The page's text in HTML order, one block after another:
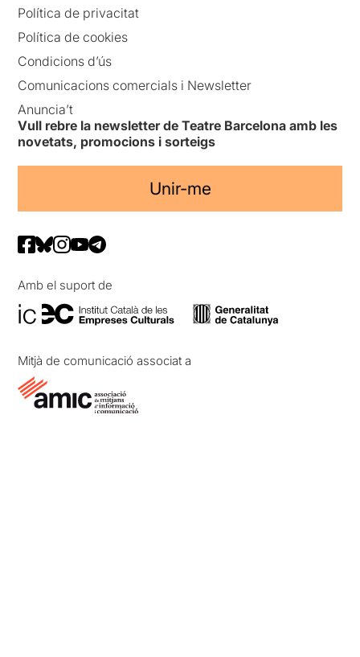
Política de privacitat
Política de cookies
Condicions d’ús
Comunicacions comercials i Newsletter
Anuncia’t
Vull rebre la newsletter de Teatre Barcelona amb les
novetats, promocions i sorteigs
Unir-me
Amb el suport de
Mitjà de comunicació associat a